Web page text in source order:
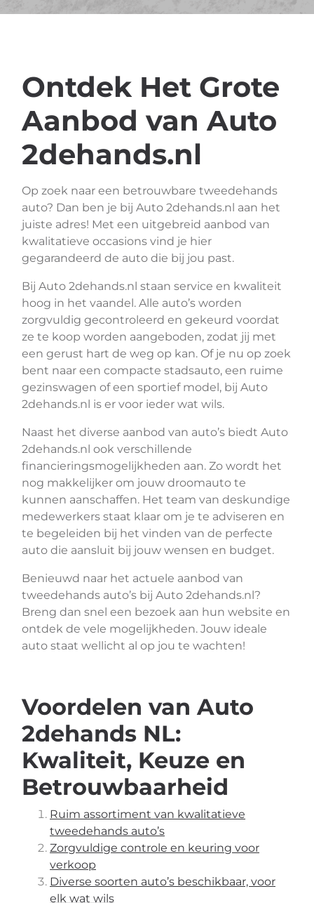
Ontdek Het Grote
Aanbod van Auto
2dehands.nl
Op zoek naar een betrouwbare tweedehands
auto? Dan ben je bij Auto 2dehands.nl aan het
juiste adres! Met een uitgebreid aanbod van
kwalitatieve occasions vind je hier
gegarandeerd de auto die bij jou past.
Bij Auto 2dehands.nl staan service en kwaliteit
hoog in het vaandel. Alle auto’s worden
zorgvuldig gecontroleerd en gekeurd voordat
ze te koop worden aangeboden, zodat jij met
een gerust hart de weg op kan. Of je nu op zoek
bent naar een compacte stadsauto, een ruime
gezinswagen of een sportief model, bij Auto
2dehands.nl is er voor ieder wat wils.
Naast het diverse aanbod van auto’s biedt Auto
2dehands.nl ook verschillende
financieringsmogelijkheden aan. Zo wordt het
nog makkelijker om jouw droomauto te
kunnen aanschaffen. Het team van deskundige
medewerkers staat klaar om je te adviseren en
te begeleiden bij het vinden van de perfecte
auto die aansluit bij jouw wensen en budget.
Benieuwd naar het actuele aanbod van
tweedehands auto’s bij Auto 2dehands.nl?
Breng dan snel een bezoek aan hun website en
ontdek de vele mogelijkheden. Jouw ideale
auto staat wellicht al op jou te wachten!
Voordelen van Auto
2dehands NL:
Kwaliteit, Keuze en
Betrouwbaarheid
Ruim assortiment van kwalitatieve
tweedehands auto’s
Zorgvuldige controle en keuring voor
verkoop
Diverse soorten auto’s beschikbaar, voor
elk wat wils